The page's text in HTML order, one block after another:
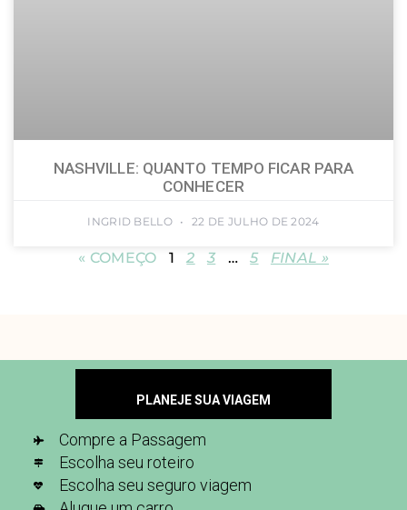
NASHVILLE: QUANTO TEMPO FICAR PARA
CONHECER
INGRID BELLO 22 DE JULHO DE 2024
« COMEÇO 1 2 3 … 5 FINAL »
PLANEJE SUA VIAGEM
Compre a Passagem
Escolha seu roteiro
Escolha seu seguro viagem